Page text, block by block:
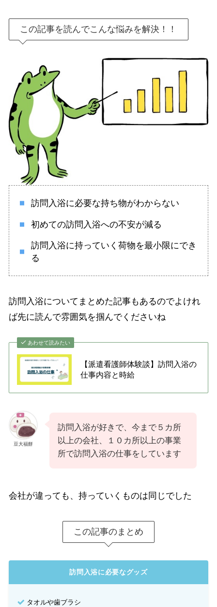
この記事を読んでこんな悩みを解決！！
訪問入浴に必要な持ち物がわからない
初めての訪問入浴への不安が減る
訪問入浴に持っていく荷物を最小限にでき
る
訪問入浴についてまとめた記事もあるのでよけれ
ば先に読んで雰囲気を掴んでくださいね
あわせて読みたい
【派遣看護師体験談】訪問入浴の
仕事内容と時給
豆大福餅
訪問入浴が好きで、今まで５カ所
以上の会社、１０カ所以上の事業
所で訪問入浴の仕事をしています
会社が違っても、持っていくものは同じでした
この記事のまとめ
訪問入浴に必要なグッズ
タオルや歯ブラシ